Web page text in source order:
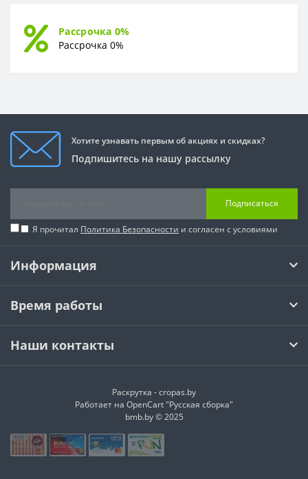
Рассрочка 0%
Рассрочка 0%
Хотите узнавать первым об акциях и скидках?
Подпишитесь на нашу рассылку
Подписаться
Я прочитал Политика Безопасности и согласен с условиями
Информация
Время работы
Наши контакты
Раскрутка -cropas.by
Работает на OpenCart "Русская сборка"
bmb.by © 2025